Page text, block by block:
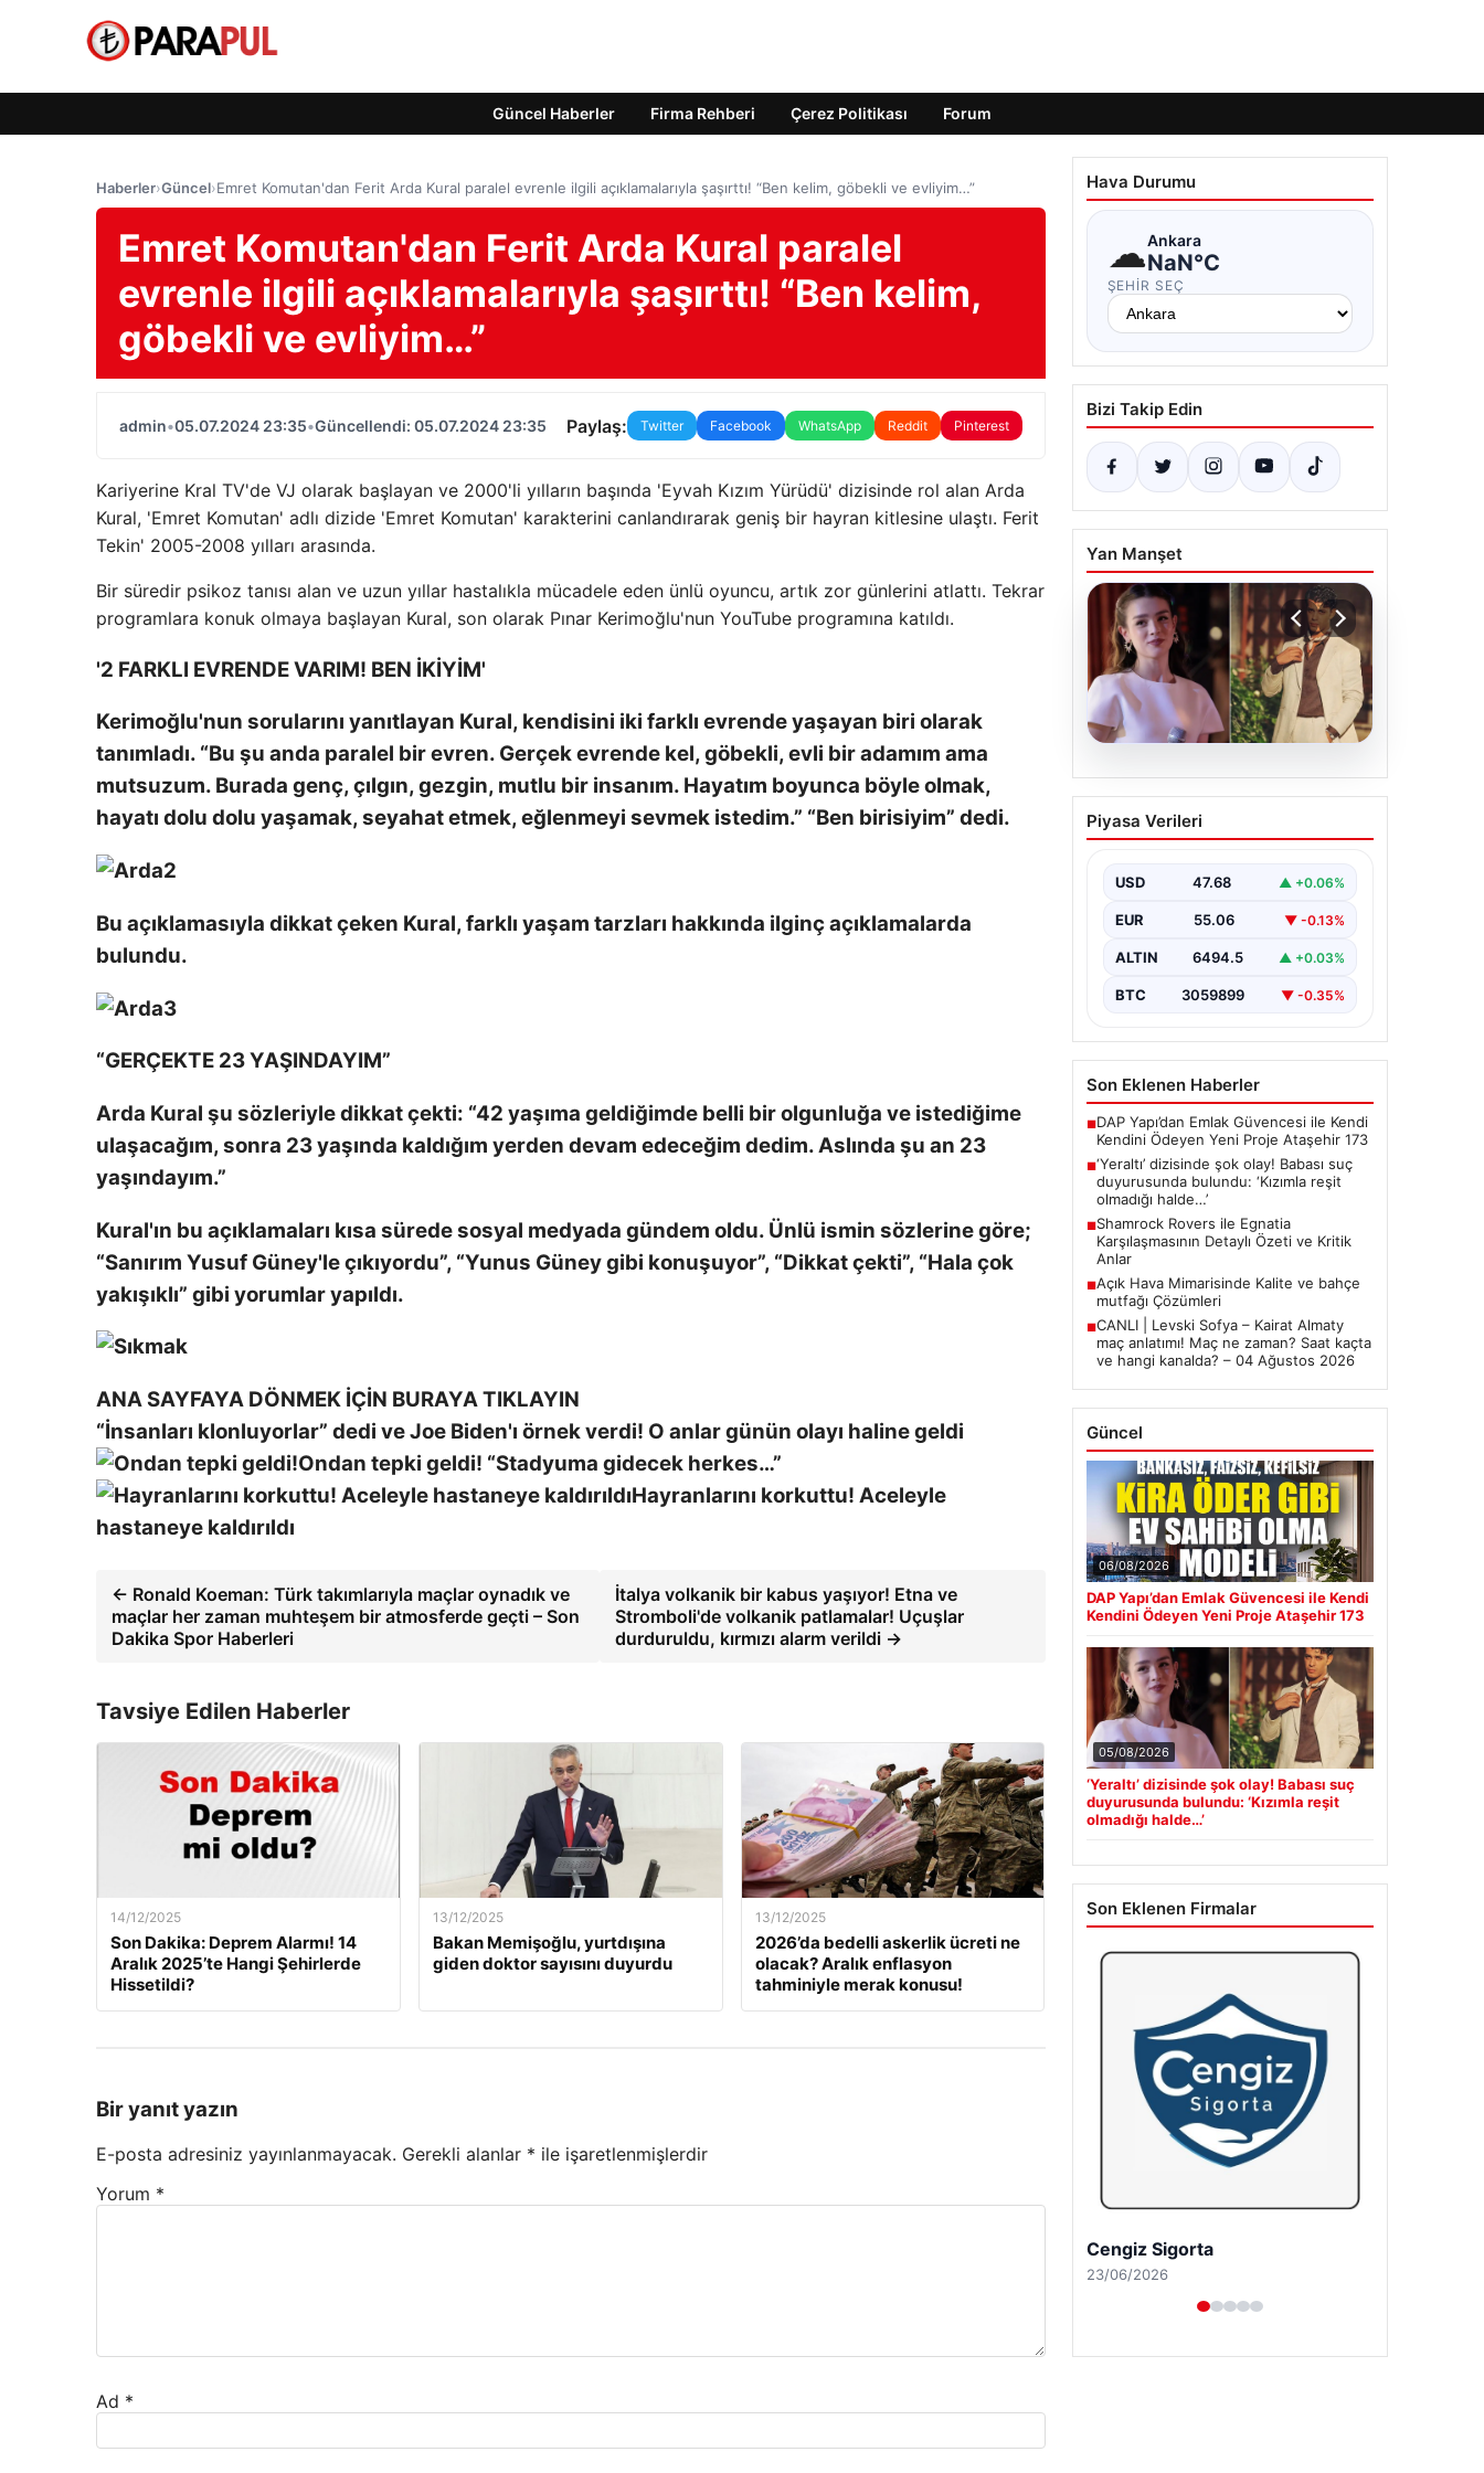
Güncel Haberler Firma Rehberi Çerez Politikası Forum
Haberler›Güncel›Emret Komutan'dan Ferit Arda Kural paralel evrenle ilgili açıklamalarıyla şaşırttı! “Ben kelim, göbekli ve evliyim…”
Emret Komutan'dan Ferit Arda Kural paralel
evrenle ilgili açıklamalarıyla şaşırttı! “Ben kelim,
göbekli ve evliyim…”
admin•05.07.2024 23:35•Güncellendi: 05.07.2024 23:35 Paylaş: Twitter Facebook WhatsApp Reddit Pinterest
Kariyerine Kral TV'de VJ olarak başlayan ve 2000'li yılların başında 'Eyvah Kızım Yürüdü' dizisinde rol alan Arda
Kural, 'Emret Komutan' adlı dizide 'Emret Komutan' karakterini canlandırarak geniş bir hayran kitlesine ulaştı. Ferit
Tekin' 2005-2008 yılları arasında.
Bir süredir psikoz tanısı alan ve uzun yıllar hastalıkla mücadele eden ünlü oyuncu, artık zor günlerini atlattı. Tekrar
programlara konuk olmaya başlayan Kural, son olarak Pınar Kerimoğlu'nun YouTube programına katıldı.
'2 FARKLI EVRENDE VARIM! BEN İKİYİM'
Kerimoğlu'nun sorularını yanıtlayan Kural, kendisini iki farklı evrende yaşayan biri olarak
tanımladı. “Bu şu anda paralel bir evren. Gerçek evrende kel, göbekli, evli bir adamım ama
mutsuzum. Burada genç, çılgın, gezgin, mutlu bir insanım. Hayatım boyunca böyle olmak,
hayatı dolu dolu yaşamak, seyahat etmek, eğlenmeyi sevmek istedim.” “Ben birisiyim” dedi.
Bu açıklamasıyla dikkat çeken Kural, farklı yaşam tarzları hakkında ilginç açıklamalarda
bulundu.
“GERÇEKTE 23 YAŞINDAYIM”
Arda Kural şu ​​sözleriyle dikkat çekti: “42 yaşıma geldiğimde belli bir olgunluğa ve istediğime
ulaşacağım, sonra 23 yaşında kaldığım yerden devam edeceğim dedim. Aslında şu an 23
yaşındayım.”
Kural'ın bu açıklamaları kısa sürede sosyal medyada gündem oldu. Ünlü ismin sözlerine göre;
“Sanırım Yusuf Güney'le çıkıyordu”, “Yunus Güney gibi konuşuyor”, “Dikkat çekti”, “Hala çok
yakışıklı” gibi yorumlar yapıldı.
ANA SAYFAYA DÖNMEK İÇİN BURAYA TIKLAYIN
“İnsanları klonluyorlar” dedi ve Joe Biden'ı örnek verdi! O anlar günün olayı haline geldi
Ondan tepki geldi! “Stadyuma gidecek herkes…”
Hayranlarını korkuttu! Aceleyle
hastaneye kaldırıldı
← Ronald Koeman: Türk takımlarıyla maçlar oynadık ve
maçlar her zaman muhteşem bir atmosferde geçti – Son
Dakika Spor Haberleri
İtalya volkanik bir kabus yaşıyor! Etna ve
Stromboli'de volkanik patlamalar! Uçuşlar
durduruldu, kırmızı alarm verildi →
Tavsiye Edilen Haberler
14/12/2025
Son Dakika: Deprem Alarmı! 14
Aralık 2025’te Hangi Şehirlerde
Hissetildi?
13/12/2025
Bakan Memişoğlu, yurtdışına
giden doktor sayısını duyurdu
13/12/2025
2026’da bedelli askerlik ücreti ne
olacak? Aralık enflasyon
tahminiyle merak konusu!
Bir yanıt yazın
E-posta adresiniz yayınlanmayacak. Gerekli alanlar * ile işaretlenmişlerdir
Yorum *
Ad *
Hava Durumu
☁Ankara
NaN°C
ŞEHIR SEÇ
Bizi Takip Edin
Yan Manşet
05.08.2026
‘Yeraltı’ dizisinde şok
olay! Babası suç
‘Kızımla reşit olmadığı
halde…’
Piyasa Verileri
USD 47.68 ▲ +0.06%
EUR 55.06 ▼ -0.13%
ALTIN 6494.5 ▲ +0.03%
BTC 3059899 ▼ -0.35%
Son Eklenen Haberler
■DAP Yapı’dan Emlak Güvencesi ile Kendi
Kendini Ödeyen Yeni Proje Ataşehir 173
■‘Yeraltı’ dizisinde şok olay! Babası suç
duyurusunda bulundu: ‘Kızımla reşit
olmadığı halde…’
■Shamrock Rovers ile Egnatia
Karşılaşmasının Detaylı Özeti ve Kritik
Anlar
■Açık Hava Mimarisinde Kalite ve bahçe
mutfağı Çözümleri
■CANLI | Levski Sofya – Kairat Almaty
maç anlatımı! Maç ne zaman? Saat kaçta
ve hangi kanalda? – 04 Ağustos 2026
Güncel
06/08/2026
DAP Yapı’dan Emlak Güvencesi ile Kendi
Kendini Ödeyen Yeni Proje Ataşehir 173
05/08/2026
‘Yeraltı’ dizisinde şok olay! Babası suç
duyurusunda bulundu: ‘Kızımla reşit
olmadığı halde…’
Son Eklenen Firmalar
Hastaş Beton
26/05/2026